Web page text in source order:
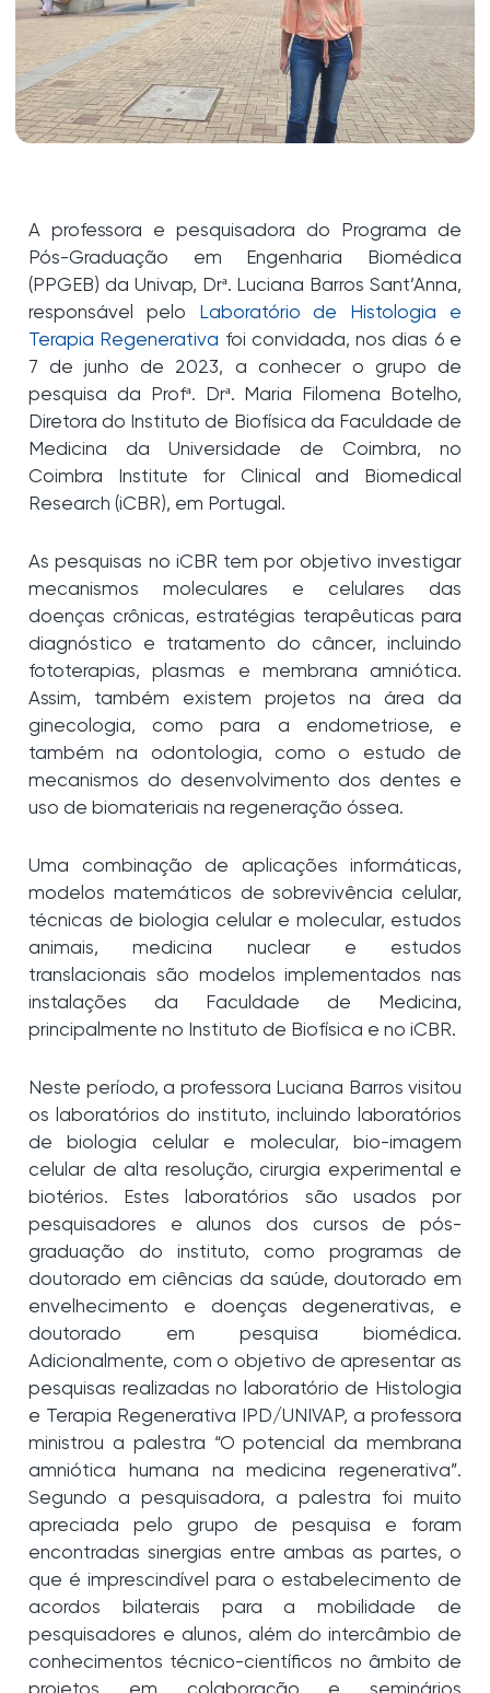
A professora e pesquisadora do Programa de
Pós-Graduação em Engenharia Biomédica
(PPGEB) da Univap, Drª. Luciana Barros Sant’Anna,
responsável pelo
Laboratório de Histologia e
Terapia Regenerativa foi convidada, nos dias 6 e
7 de junho de 2023, a conhecer o grupo de
pesquisa da Profª. Drª. Maria Filomena Botelho,
Diretora do Instituto de Biofísica da Faculdade de
Medicina da Universidade de Coimbra, no
Coimbra Institute for Clinical and Biomedical
Research (iCBR), em Portugal.
As pesquisas no iCBR tem por objetivo investigar
mecanismos moleculares e celulares das
doenças crônicas, estratégias terapêuticas para
diagnóstico e tratamento do câncer, incluindo
fototerapias, plasmas e membrana amniótica.
Assim, também existem projetos na área da
ginecologia, como para a endometriose, e
também na odontologia, como o estudo de
mecanismos do desenvolvimento dos dentes e
uso de biomateriais na regeneração óssea.
Uma combinação de aplicações informáticas,
modelos matemáticos de sobrevivência celular,
técnicas de biologia celular e molecular, estudos
animais, medicina nuclear e estudos
translacionais são modelos implementados nas
instalações da Faculdade de Medicina,
principalmente no Instituto de Biofísica e no iCBR.
Neste período, a professora Luciana Barros visitou
os laboratórios do instituto, incluindo laboratórios
de biologia celular e molecular, bio-imagem
celular de alta resolução, cirurgia experimental e
biotérios. Estes laboratórios são usados por
pesquisadores e alunos dos cursos de pós-
graduação do instituto, como programas de
doutorado em ciências da saúde, doutorado em
envelhecimento e doenças degenerativas, e
doutorado em pesquisa biomédica.
Adicionalmente, com o objetivo de apresentar as
pesquisas realizadas no laboratório de Histologia
e Terapia Regenerativa IPD/UNIVAP, a professora
ministrou a palestra “O potencial da membrana
amniótica humana na medicina regenerativa”.
Segundo a pesquisadora, a palestra foi muito
apreciada pelo grupo de pesquisa e foram
encontradas sinergias entre ambas as partes, o
que é imprescindível para o estabelecimento de
acordos bilaterais para a mobilidade de
pesquisadores e alunos, além do intercâmbio de
conhecimentos técnico-científicos no âmbito de